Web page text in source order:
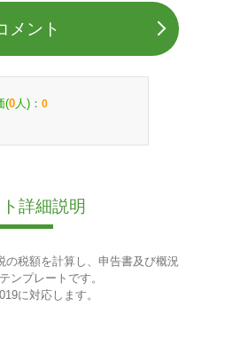
メント
(0 人)： 0
詳細説明
の税額を計算し、申告書及び概況
ンプレートです。
に対応します。